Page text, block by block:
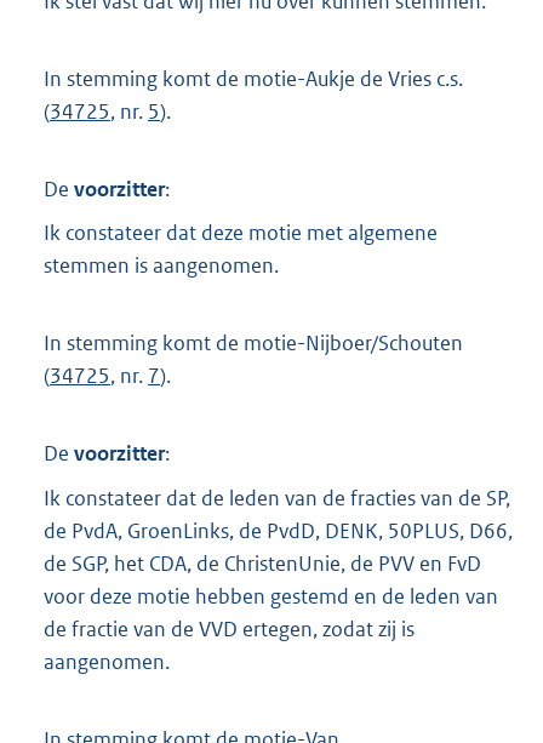
In stemming komt de motie-Aukje de Vries c.s.
(34725, nr. 5).
De voorzitter:
Ik constateer dat deze motie met algemene
stemmen is aangenomen.
In stemming komt de motie-Nijboer/Schouten
(34725, nr. 7).
De voorzitter:
Ik constateer dat de leden van de fracties van de SP,
de PvdA, GroenLinks, de PvdD, DENK, 50PLUS, D66,
de SGP, het CDA, de ChristenUnie, de PVV en FvD
voor deze motie hebben gestemd en de leden van
de fractie van de VVD ertegen, zodat zij is
aangenomen.